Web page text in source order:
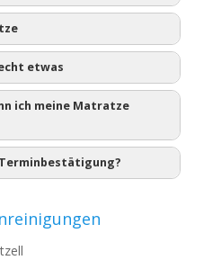
etwas
ich meine Matratze